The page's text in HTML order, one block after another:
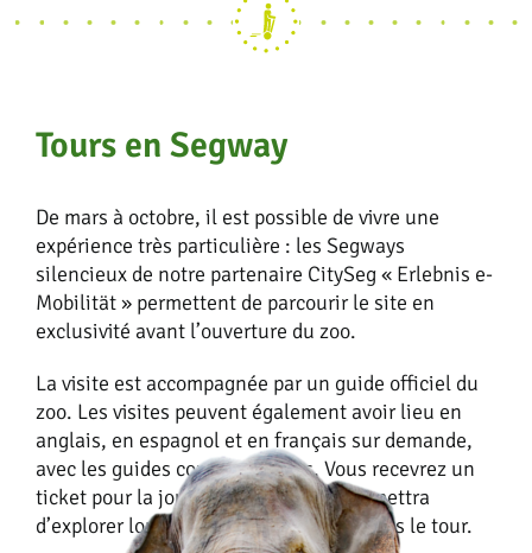
Tours en Segway
De mars à octobre, il est possible de vivre une
expérience très particulière : les Segways
silencieux de notre partenaire CitySeg « Erlebnis e-
Mobilität » permettent de parcourir le site en
exclusivité avant l’ouverture du zoo.
La visite est accompagnée par un guide officiel du
zoo. Les visites peuvent également avoir lieu en
anglais, en espagnol et en français sur demande,
avec les guides correspondants. Vous recevrez un
ticket pour la journée, ce qui vous permettra
d’explorer longuement le grand site après le tour.